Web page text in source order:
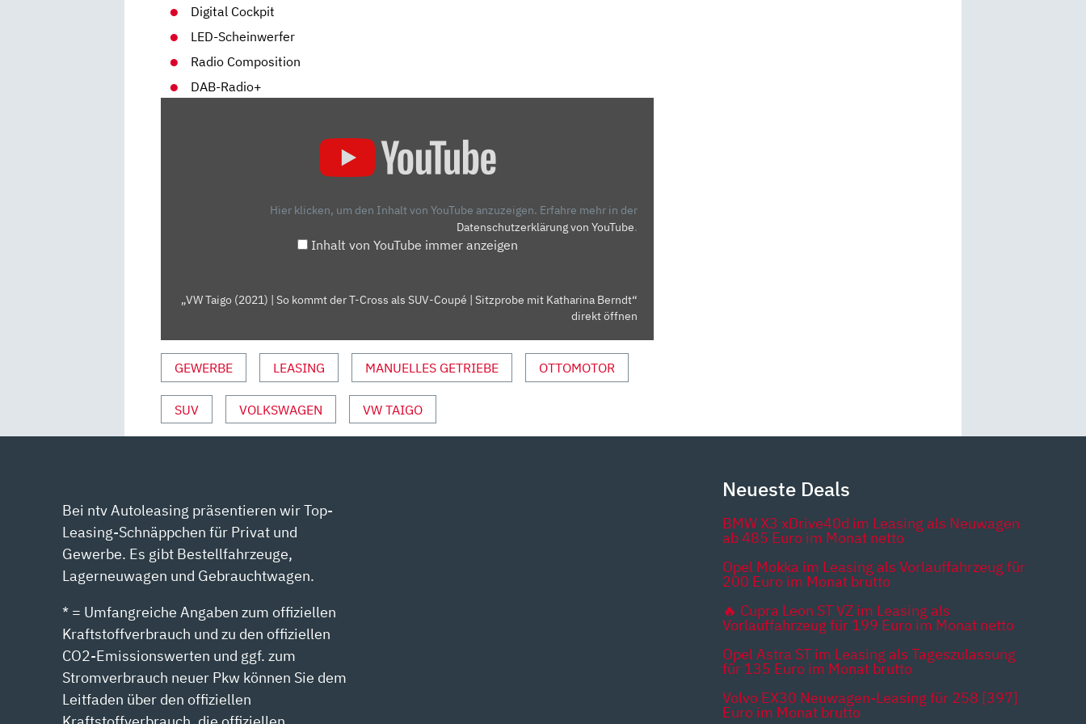
Digital Cockpit
LED-Scheinwerfer
Radio Composition
DAB-Radio+
SUV-
| SITZPROBE
MIT
KATHARINA
BERNDT“
VON
YOUTUBE
Hier klicken, um den Inhalt von YouTube anzuzeigen. Erfahre mehr in der
Datenschutzerklärung von YouTube.
Inhalt von YouTube immer anzeigen
„VW Taigo (2021) | So kommt der T-Cross als SUV-Coupé | Sitzprobe mit Katharina Berndt“
direkt öffnen
GEWERBE LEASING MANUELLES GETRIEBE OTTOMOTOR
SUV VOLKSWAGEN VW TAIGO
Bei ntv Autoleasing präsentieren wir Top-
Leasing-Schnäppchen für Privat und
Gewerbe. Es gibt Bestellfahrzeuge,
Lagerneuwagen und Gebrauchtwagen.
* = Umfangreiche Angaben zum offiziellen
Kraftstoffverbrauch und zu den offiziellen
CO2-Emissionswerten und ggf. zum
Stromverbrauch neuer Pkw können Sie dem
Leitfaden über den offiziellen
Neueste Deals
BMW X3 xDrive40d im Leasing als Neuwagen
ab 485 Euro im Monat netto
Opel Mokka im Leasing als Vorlauffahrzeug für
200 Euro im Monat brutto
🔥 Cupra Leon ST VZ im Leasing als
Vorlauffahrzeug für 199 Euro im Monat netto
Opel Astra ST im Leasing als Tageszulassung
für 135 Euro im Monat brutto
Volvo EX30 Neuwagen-Leasing für 258 [397]
Euro im Monat brutto